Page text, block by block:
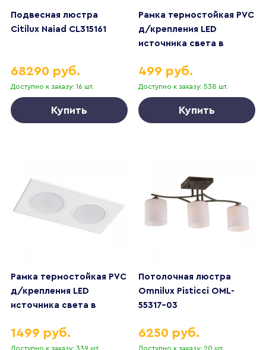
Подвесная люстра
Citilux Naiad CL315161
Доступно к заказу: 16 шт.
68290 руб.
Купить
Рамка термостойкая PVC
д/крепления LED
источника света в
Singo Lightstar 012606
Доступно к заказу: 538 шт.
499 руб.
Купить
Рамка термостойкая PVC
д/крепления LED
источника света в
Piano Lightstar 012826
Доступно к заказу: 339 шт.
1499 руб.
Потолочная люстра
Omnilux Pisticci OML-
55317-03
Доступно к заказу: 20 шт.
6250 руб.